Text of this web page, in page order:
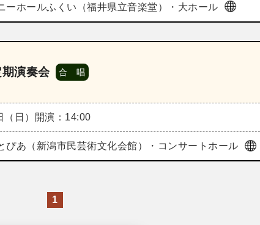
ーホールふくい（福井県立音楽堂）・大ホール
演奏会 合 唱
日） 開演：14:00
ぴあ（新潟市民芸術文化会館）・コンサートホール
1